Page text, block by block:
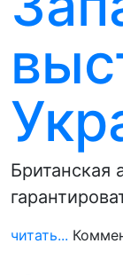
Британская
читать...